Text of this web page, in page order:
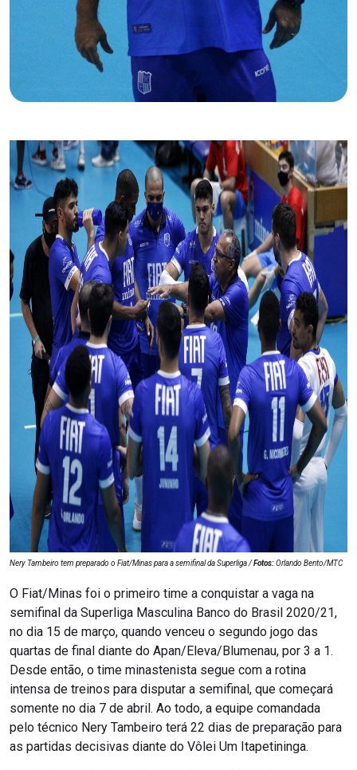
Nery Tambeiro tem preparado o Fiat/Minas para a semifinal da Superliga /Fotos:Orlando Bento/MTC
O Fiat/Minas foi o primeiro time a conquistar a vaga na
semifinal da Superliga Masculina Banco do Brasil 2020/21,
no dia 15 de março, quando venceu o segundo jogo das
quartas de final diante do Apan/Eleva/Blumenau, por 3 a 1.
Desde então, o time minastenista segue com a rotina
intensa de treinos para disputar a semifinal, que começará
somente no dia 7 de abril. Ao todo, a equipe comandada
pelo técnico Nery Tambeiro terá 22 dias de preparação para
as partidas decisivas diante do Vôlei Um Itapetininga.